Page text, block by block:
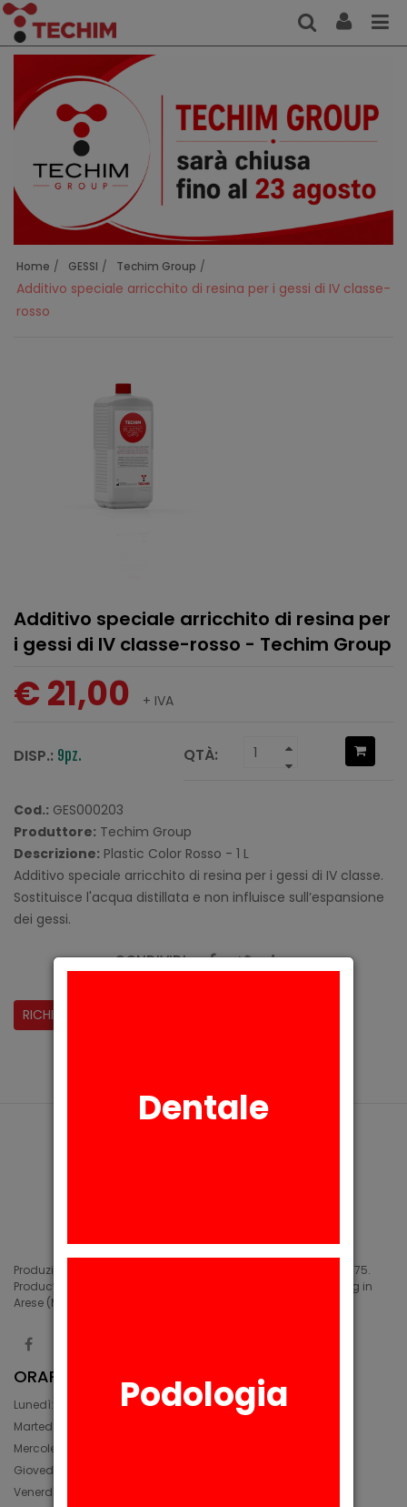
Home GESSI Techim Group
Additivo speciale arricchito di resina per i gessi di IV classe-
rosso
Additivo speciale arricchito di resina per
i gessi di IV classe-rosso - Techim Group
€ 21,00 + IVA
DISP.: 9pz. QTÀ:
Cod.: GES000203
Produttore: Techim Group
Descrizione: Plastic Color Rosso - 1 L
Additivo speciale arricchito di resina per i gessi di IV classe.
Sostituisce l'acqua distillata e non influisce sull’espansione
dei gessi.
CONDIVIDI:
RICHIESTA INFORMAZIONI
Produzione di siliconi medicali e industriali in Arese (MI) dal 1975.
Production of medical and industrial silicones. Manufacturing in
Arese (MI) since 1975.
ORARIO
Lunedì: 08:30 - 12:30, 14:00 - 17:45
Martedì: 08:30 - 12:30, 14:00 - 17:00
Mercoledì: 08:30 - 12:30, 14:00 - 17:00
Giovedì: 09:30 - 12:30, 14:00 - 17:00
Venerdì: 08:30 - 12:30, 14:00 - 17:00
Dentale
Podologia